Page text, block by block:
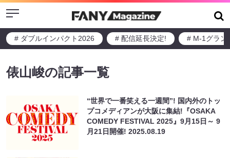
Menu
# ダブルインパクト2026 # 配信延長決定! # M-1グラン
俵山峻の記事一覧
“世界で一番笑える一週間”! 国内外のトッ
プコメディアンが大阪に集結!『OSAKA
COMEDY FESTIVAL 2025』9月15日～ 9
月21日開催!2025.08.19